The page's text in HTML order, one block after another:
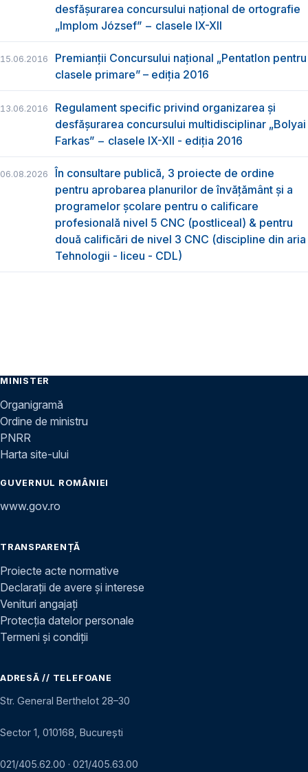
desfăşurarea concursului naţional de ortografie
„Implom József” − clasele IX-XII
15.06.2016
Premianții Concursului național „Pentatlon pentru
clasele primare” – ediția 2016
13.06.2016
Regulament specific privind organizarea şi
desfăşurarea concursului multidisciplinar „Bolyai
Farkas” − clasele IX-XII - ediția 2016
06.08.2026
În consultare publică, 3 proiecte de ordine
pentru aprobarea planurilor de învățământ și a
programelor școlare pentru o calificare
profesională nivel 5 CNC (postliceal) & pentru
două calificări de nivel 3 CNC (discipline din aria
Tehnologii - liceu - CDL)
MINISTER
Organigramă
Ordine de ministru
PNRR
Harta site-ului
GUVERNUL ROMÂNIEI
www.gov.ro
TRANSPARENȚĂ
Proiecte acte normative
Declarații de avere și interese
Venituri angajați
Protecția datelor personale
Termeni și condiții
ADRESĂ // TELEFOANE
Str. General Berthelot 28–30
Sector 1, 010168, București
021/405.62.00 · 021/405.63.00